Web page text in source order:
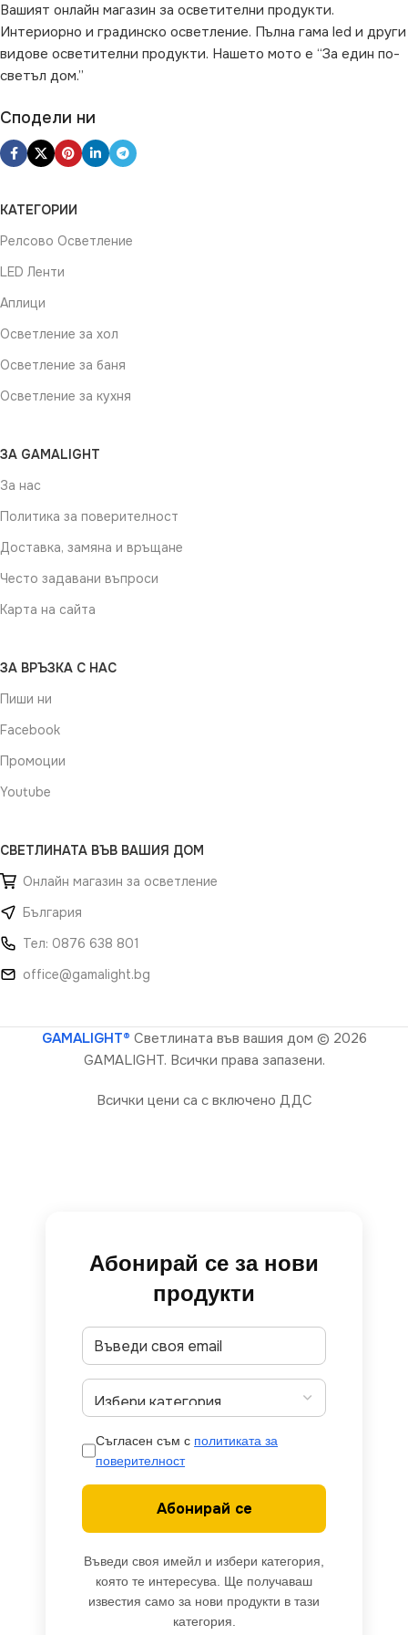
Вашият онлайн магазин за осветителни продукти.
Интериорно и градинско осветление. Пълна гама led и други
видове осветителни продукти. Нашето мото е “За един по-
светъл дом.”
Сподели ни
КАТЕГОРИИ
Релсово Осветление
LED Ленти
Аплици
Осветление за хол
Осветление за баня
Осветление за кухня
ЗА GAMALIGHT
За нас
Политика за поверителност
Доставка, замяна и връщане
Често задавани въпроси
Карта на сайта
ЗА ВРЪЗКА С НАС
Пиши ни
Facebook
Промоции
Youtube
СВЕТЛИНАТА ВЪВ ВАШИЯ ДОМ
Онлайн магазин за осветление
България
Тел: 0876 638 801
office@gamalight.bg
GAMALIGHT® Светлината във вашия дом © 2026
GAMALIGHT. Всички права запазени.
Всички цени са с включено ДДС
Абонирай се за нови
продукти
Съгласен съм с политиката за
поверителност
Абонирай се
Въведи своя имейл и избери категория,
която те интересува. Ще получаваш
известия само за нови продукти в тази
категория.